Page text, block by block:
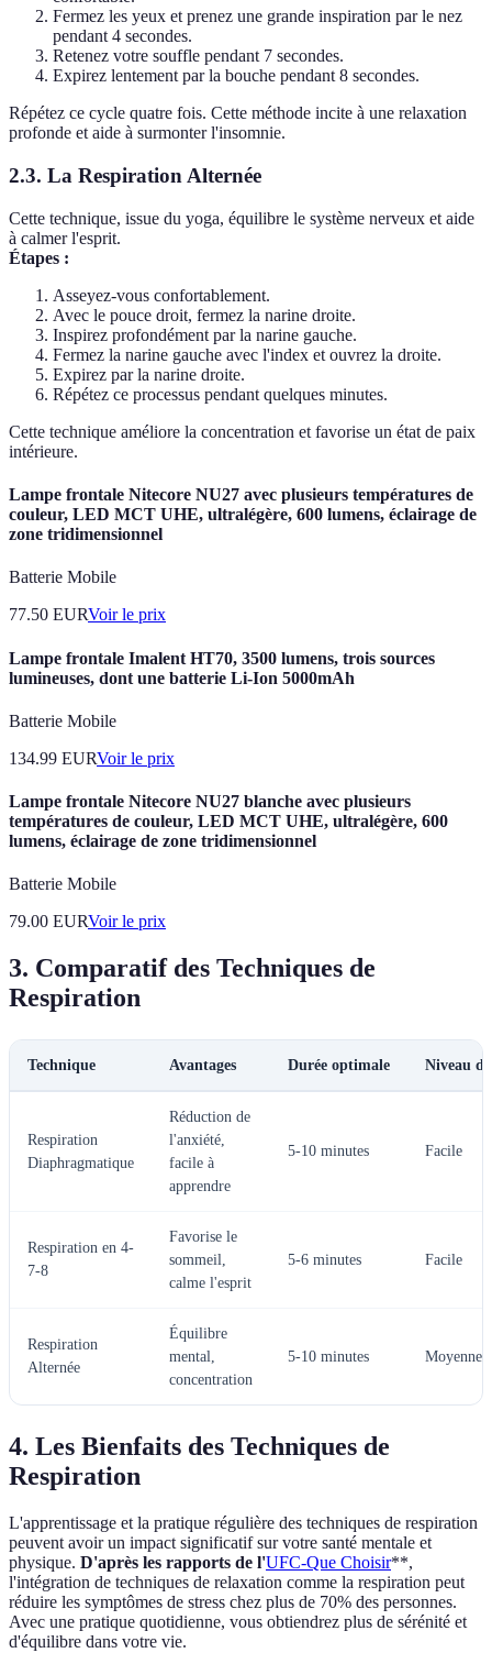
Fermez les yeux et prenez une grande inspiration par le nez
pendant 4 secondes.
Retenez votre souffle pendant 7 secondes.
Expirez lentement par la bouche pendant 8 secondes.
Répétez ce cycle quatre fois. Cette méthode incite à une relaxation
profonde et aide à surmonter l'insomnie.
2.3. La Respiration Alternée
Cette technique, issue du yoga, équilibre le système nerveux et aide
à calmer l'esprit.
Étapes :
Asseyez-vous confortablement.
Avec le pouce droit, fermez la narine droite.
Inspirez profondément par la narine gauche.
Fermez la narine gauche avec l'index et ouvrez la droite.
Expirez par la narine droite.
Répétez ce processus pendant quelques minutes.
Cette technique améliore la concentration et favorise un état de paix
intérieure.
Lampe frontale Nitecore NU27 avec plusieurs températures de
couleur, LED MCT UHE, ultralégère, 600 lumens, éclairage de
zone tridimensionnel
Batterie Mobile
77.50 EURVoir le prix
Lampe frontale Imalent HT70, 3500 lumens, trois sources
lumineuses, dont une batterie Li-Ion 5000mAh
Batterie Mobile
134.99 EURVoir le prix
Lampe frontale Nitecore NU27 blanche avec plusieurs
températures de couleur, LED MCT UHE, ultralégère, 600
lumens, éclairage de zone tridimensionnel
Batterie Mobile
79.00 EURVoir le prix
3. Comparatif des Techniques de
Respiration
Technique Avantages Durée optimale Niveau
Respiration
Diaphragmatique
Réduction de
l'anxiété,
facile à
apprendre
5-10 minutes Facile
Respiration en 4-
7-8
Favorise le
sommeil,
calme l'esprit
5-6 minutes Facile
Respiration
Alternée
Équilibre
mental,
concentration
5-10 minutes Moyenne
4. Les Bienfaits des Techniques de
Respiration
L'apprentissage et la pratique régulière des techniques de respiration
peuvent avoir un impact significatif sur votre santé mentale et
physique. D'après les rapports de l'UFC-Que Choisir**,
l'intégration de techniques de relaxation comme la respiration peut
réduire les symptômes de stress chez plus de 70% des personnes.
Avec une pratique quotidienne, vous obtiendrez plus de sérénité et
d'équilibre dans votre vie.